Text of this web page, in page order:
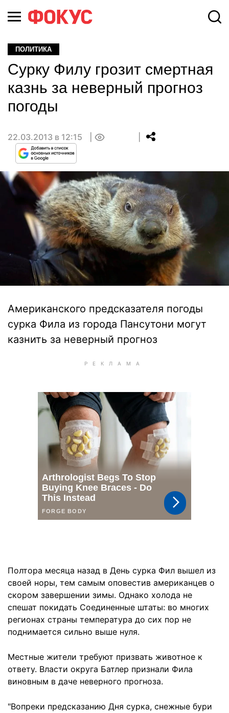
ПОЛИТИКА
Сурку Филу грозит смертная
казнь за неверный прогноз
погоды
22.03.2013 в 12:15
Американского предсказателя погоды
сурка Фила из города Пансутони могут
казнить за неверный прогноз
Полтора месяца назад в День сурка Фил вышел из
своей норы, тем самым оповестив американцев о
скором завершении зимы. Однако холода не
спешат покидать Соединенные штаты: во многих
регионах страны температура до сих пор не
поднимается сильно выше нуля.
Местные жители требуют призвать животное к
ответу. Власти округа Батлер признали Фила
виновным в даче неверного прогноза.
"Вопреки предсказанию Дня сурка, снежные бури